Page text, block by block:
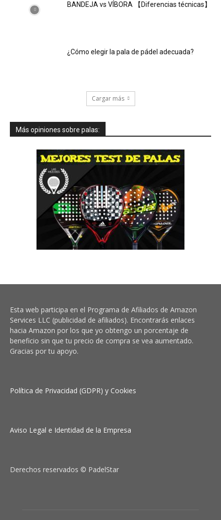
BANDEJA vs VÍBORA 【Diferencias técnicas】
¿Cómo elegir la pala de pádel adecuada?
Cargar más
Más opiniones sobre palas:
Esta web participa en el Programa de Afiliados de Amazon
Services LLC (publicidad de afiliados). Encontrarás enlaces
hacia Amazon por los que yo obtengo un porcentaje de
beneficio sin que tu precio de compra se vea aumentado.
Gracias por tu apoyo.
Política de Privacidad (GDPR) y Cookies
Aviso Legal e Identidad de la Empresa
Derechos reservados © PadelStar